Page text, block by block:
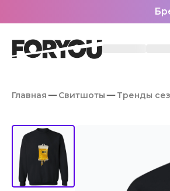
Главная Свитшоты Тренды